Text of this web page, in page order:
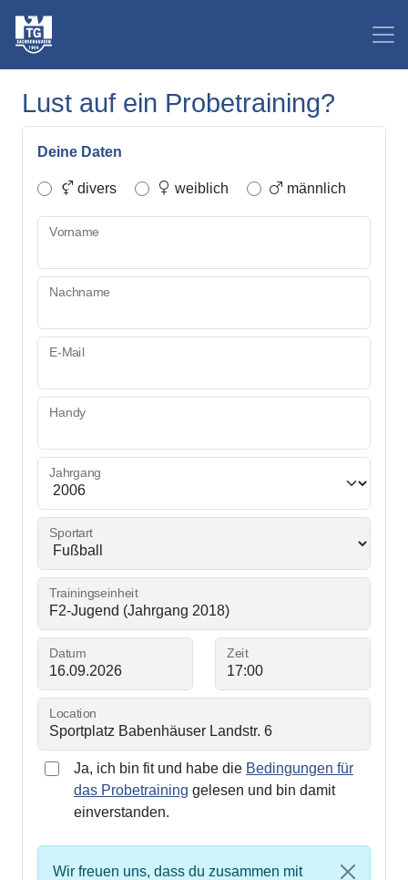
Lust auf ein Probetraining?
Deine Daten
divers weiblich männlich
Vorname
Nachname
E-Mail
Handy
Jahrgang
Sportart
Trainingseinheit
Datum Zeit
Location
Ja, ich bin fit und habe die Bedingungen für
das Probetraining gelesen und bin damit
einverstanden.
Wir freuen uns, dass du zusammen mit